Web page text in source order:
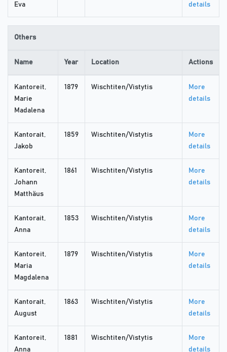
Eva
details
Others
Name Year Location Actions
Kantoreit,
Marie
Madalena
1879 Wischtiten/Vistytis
More
details
Kantorait,
Jakob
1859 Wischtiten/Vistytis
More
details
Kantoreit,
Johann
Matthäus
1861 Wischtiten/Vistytis
More
details
Kantorait,
Anna
1853 Wischtiten/Vistytis
More
details
Kantoreit,
Maria
Magdalena
1879 Wischtiten/Vistytis
More
details
Kantorait,
August
1863 Wischtiten/Vistytis
More
details
Kantoreit,
Anna
1881 Wischtiten/Vistytis
More
details